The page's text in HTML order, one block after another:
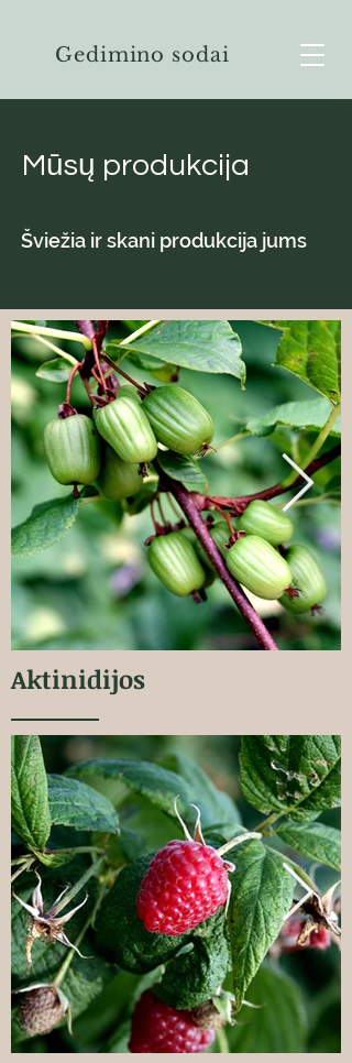
Gedimino sodai
Aktinidijos
Mūsų produkcija
Šviežia ir skani produkcija jums